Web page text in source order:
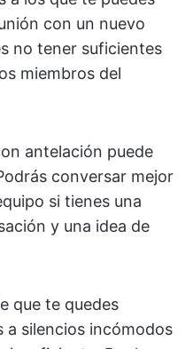
con un nuevo
no tener suficientes
miembros del
antelación puede
conversar mejor
si tienes una
y una idea de
que te quedes
a silencios incómodos